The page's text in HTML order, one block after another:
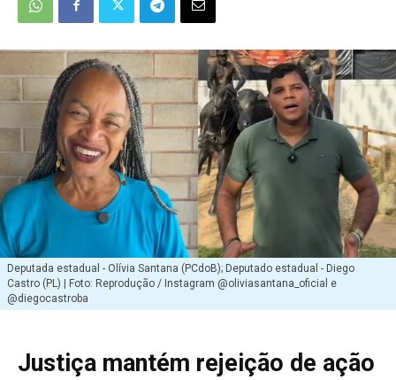
Deputada estadual - Olívia Santana (PCdoB); Deputado estadual - Diego
Castro (PL) | Foto: Reprodução / Instagram @oliviasantana_oficial e
@diegocastroba
Justiça mantém rejeição de ação